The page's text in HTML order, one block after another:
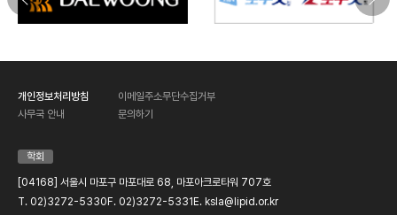
개인정보처리방침
이메일주소무단수집거부
사무국 안내
문의하기
학회
[04168] 서울시 마포구 마포대로 68, 마포아크로타워 707호
T. 02)3272-5330 F. 02)3272-5331 E. ksla@lipid.or.kr